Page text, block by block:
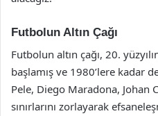
Futbolun Altın Çağı
Futbolun altın çağı, 20.
başlamış ve 1980’lere kadar
Pele, Diego Maradona,
sınırlarını zorlayarak